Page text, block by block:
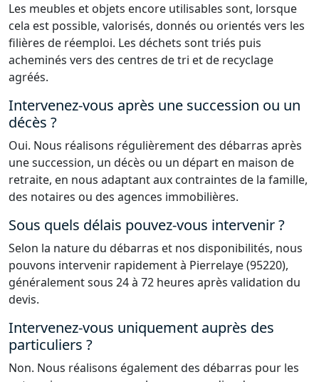
Les meubles et objets encore utilisables sont, lorsque
cela est possible, valorisés, donnés ou orientés vers les
filières de réemploi. Les déchets sont triés puis
acheminés vers des centres de tri et de recyclage
agréés.
Intervenez-vous après une succession ou un
décès ?
Oui. Nous réalisons régulièrement des débarras après
une succession, un décès ou un départ en maison de
retraite, en nous adaptant aux contraintes de la famille,
des notaires ou des agences immobilières.
Sous quels délais pouvez-vous intervenir ?
Selon la nature du débarras et nos disponibilités, nous
pouvons intervenir rapidement à Pierrelaye (95220),
généralement sous 24 à 72 heures après validation du
devis.
Intervenez-vous uniquement auprès des
particuliers ?
Non. Nous réalisons également des débarras pour les